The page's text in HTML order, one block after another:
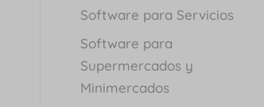
Software para Servicios
Software para
Supermercados y
Minimercados